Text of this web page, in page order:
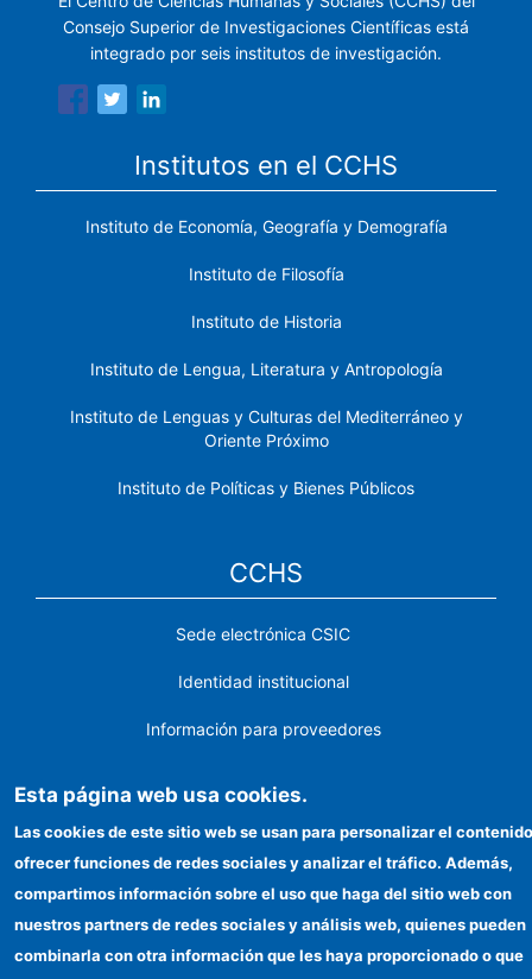
Consejo Superior de Investigaciones Científicas está
integrado por seis institutos de investigación.
Institutos en el CCHS
Instituto de Economía, Geografía y Demografía
Instituto de Filosofía
Instituto de Historia
Instituto de Lengua, Literatura y Antropología
Instituto de Lenguas y Culturas del Mediterráneo y
Oriente Próximo
Instituto de Políticas y Bienes Públicos
CCHS
Sede electrónica CSIC
Identidad institucional
Información para proveedores
Organismos financiadores
Contacto
Cómo llegar
Esta página web usa cookies.
Las cookies de este sitio web se usan para personalizar el
ofrecer funciones de redes sociales y analizar el tráfico. Además,
compartimos información sobre el uso que haga del sitio web con
nuestros partners de redes sociales y análisis web, quienes pueden
combinarla con otra información que les haya proporcionado o que